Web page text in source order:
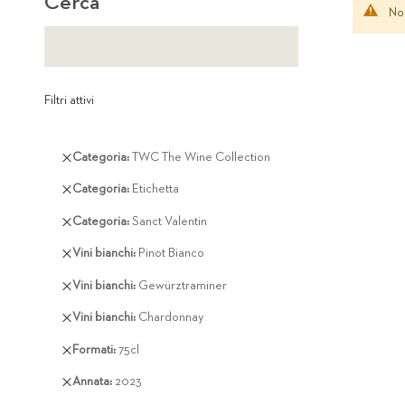
Filtri attivi
Categoria TWC The Wine Collection
Rimuovi
articolo
Categoria Etichetta
Rimuovi
articolo
Categoria Sanct Valentin
Rimuovi
articolo
Vini bianchi Pinot Bianco
Rimuovi
articolo
Vini bianchi Gewürztraminer
Rimuovi
articolo
Vini bianchi Chardonnay
Rimuovi
articolo
Formati 75cl
Rimuovi
articolo
Annata 2023
Rimuovi